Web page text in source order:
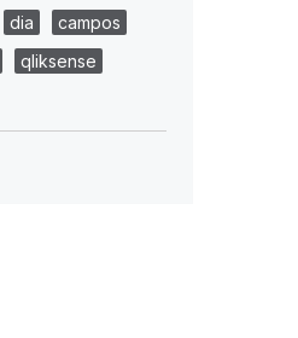
dia
campos
qliksense